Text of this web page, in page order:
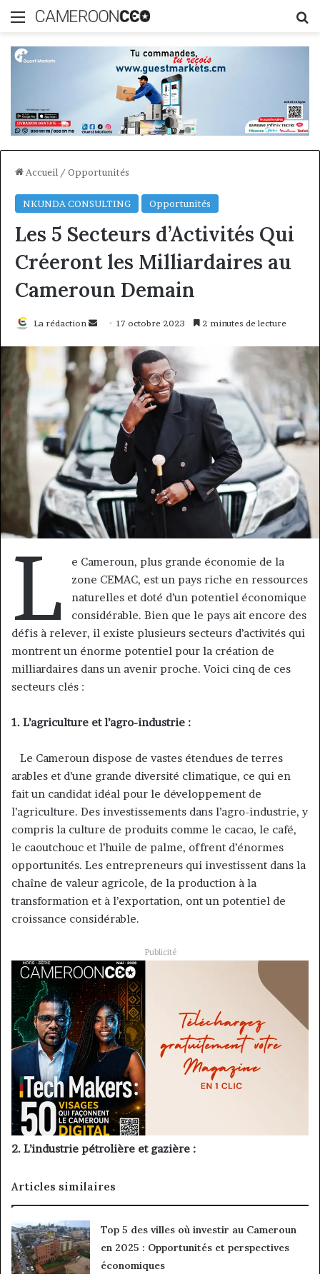
Menu
Accueil / Opportunités
NKUNDA CONSULTING Opportunités
Les 5 Secteurs d’Activités Qui
Créeront les Milliardaires au
Cameroun Demain
La rédaction
Envoyer
courriel
17 octobre 2023 2 minutes de lecture
L
e Cameroun, plus grande économie de la
zone CEMAC, est un pays riche en ressources
naturelles et doté d’un potentiel économique
considérable. Bien que le pays ait encore des
défis à relever, il existe plusieurs secteurs d’activités qui
montrent un énorme potentiel pour la création de
milliardaires dans un avenir proche. Voici cinq de ces
secteurs clés :
1. L’agriculture et l’agro-industrie :
Le Cameroun dispose de vastes étendues de terres
arables et d’une grande diversité climatique, ce qui en
fait un candidat idéal pour le développement de
l’agriculture. Des investissements dans l’agro-industrie, y
compris la culture de produits comme le cacao, le café,
le caoutchouc et l’huile de palme, offrent d’énormes
opportunités. Les entrepreneurs qui investissent dans la
chaîne de valeur agricole, de la production à la
transformation et à l’exportation, ont un potentiel de
croissance considérable.
Publicité
2. L’industrie pétrolière et gazière :
Articles similaires
Top 5 des villes où investir au Cameroun
en 2025 : Opportunités et perspectives
économiques